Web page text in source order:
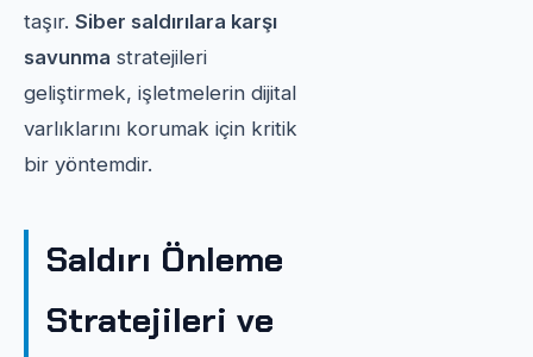
taşır. Siber saldırılara karşı
savunma stratejileri
geliştirmek, işletmelerin dijital
varlıklarını korumak için kritik
bir yöntemdir.
Saldırı Önleme
Stratejileri ve